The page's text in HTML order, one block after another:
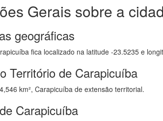
Gerais sobre a
geográficas
fica localizado na latitude -23.5235 e
Território de Carapicuíba
km², Carapicuíba de extensão territorial.
Carapicuíba